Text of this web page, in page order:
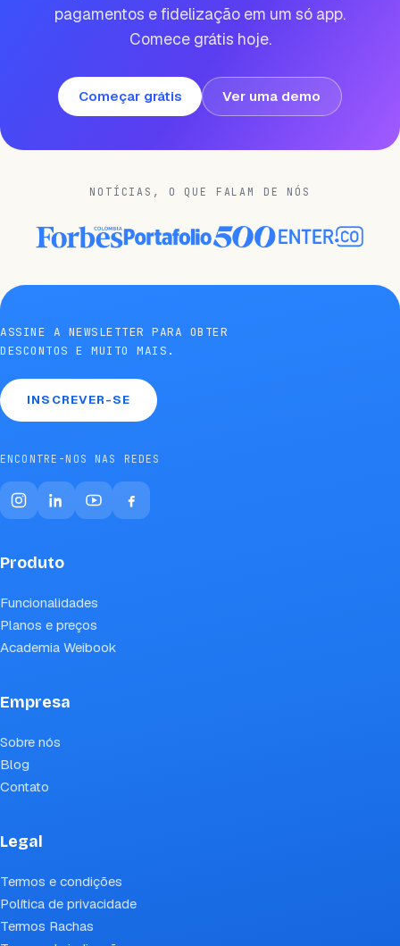
pagamentos e fidelização em um só app.
Comece grátis hoje.
Começar grátis Ver uma demo
NOTÍCIAS, O QUE FALAM DE NÓS
ASSINE A NEWSLETTER PARA OBTER
DESCONTOS E MUITO MAIS.
INSCREVER-SE
ENCONTRE-NOS NAS REDES
Produto
Funcionalidades
Planos e preços
Academia Weibook
Empresa
Sobre nós
Blog
Contato
Legal
Termos e condições
Política de privacidade
Termos Rachas